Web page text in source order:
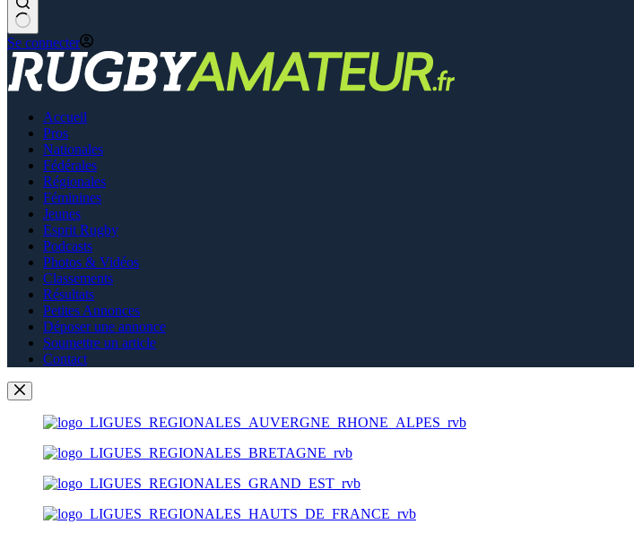
Se connecter
Accueil
Pros
Nationales
Fédérales
Régionales
Féminines
Jeunes
Esprit Rugby
Podcasts
Photos & Vidéos
Classements
Résultats
Petites Annonces
Déposer une annonce
Soumettre un article
Contact